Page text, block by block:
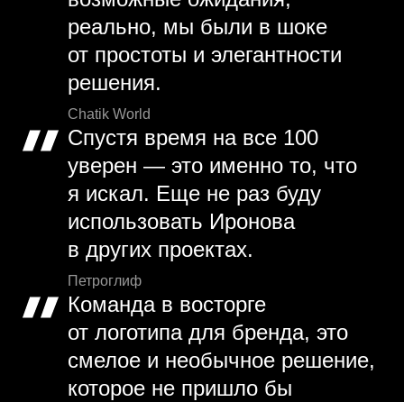
реально, мы были в шоке
от простоты и элегантности
решения.
Chatik World
Спустя время на все 100
уверен — это именно то, что
я искал. Еще не раз буду
использовать Иронова
в других проектах.
Петроглиф
Команда в восторге
от логотипа для бренда, это
смелое и необычное решение,
которое не пришло бы